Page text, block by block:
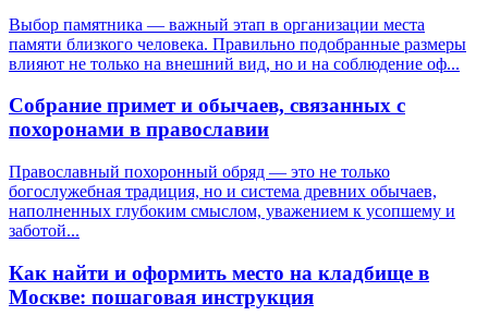
Выбор памятника — важный этап в организации места
памяти близкого человека. Правильно подобранные размеры
влияют не только на внешний вид, но и на соблюдение оф...
Собрание примет и обычаев, связанных с
похоронами в православии
Православный похоронный обряд — это не только
богослужебная традиция, но и система древних обычаев,
наполненных глубоким смыслом, уважением к усопшему и
заботой...
Как найти и оформить место на кладбище в
Москве: пошаговая инструкция